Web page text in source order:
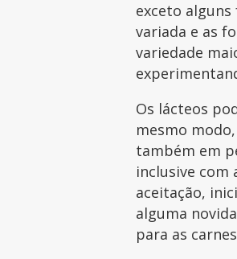
exceto
variada e as
variedade
Os lácteos
mesmo
também em
inclusive com
aceitação,
alguma
para as